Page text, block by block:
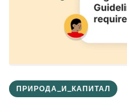
ПРИРОДА_И_КАПИТАЛ